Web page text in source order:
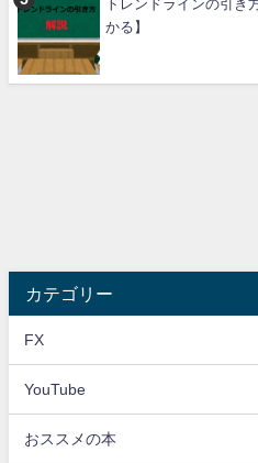
トレンドラインの引き
かる】
カテゴリー
FX
YouTube
おススメの本